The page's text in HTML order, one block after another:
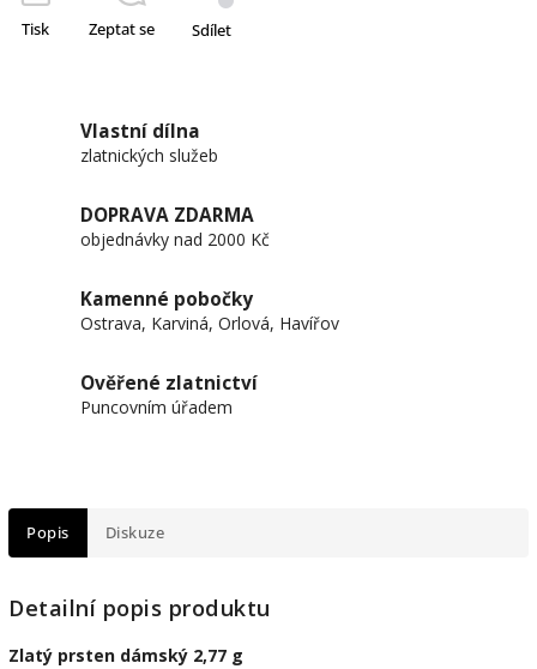
Tisk Zeptat se Sdílet
Vlastní dílna
zlatnických služeb
DOPRAVA ZDARMA
objednávky nad 2000 Kč
Kamenné pobočky
Ostrava, Karviná, Orlová, Havířov
Ověřené zlatnictví
Puncovním úřadem
Popis Diskuze
Detailní popis produktu
Zlatý prsten dámský 2,77 g